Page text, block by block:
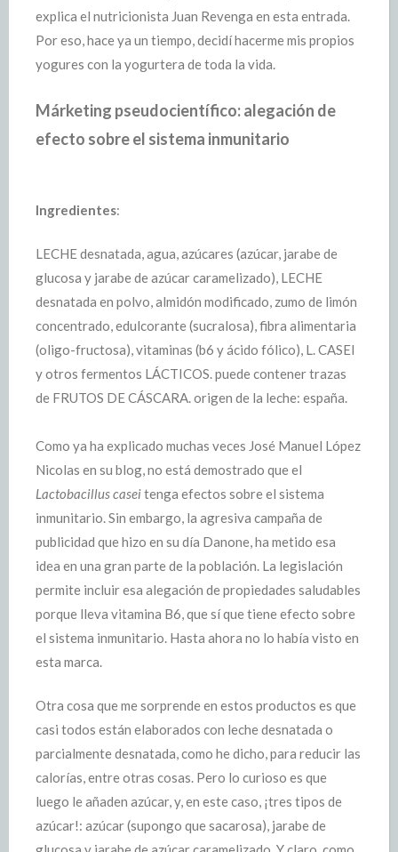
explica el nutricionista Juan Revenga en esta entrada.
Por eso, hace ya un tiempo, decidí hacerme mis propios
yogures con la yogurtera de toda la vida.
Márketing pseudocientífico: alegación de
efecto sobre el sistema inmunitario
Ingredientes:
LECHE desnatada, agua, azúcares (azúcar, jarabe de
glucosa y jarabe de azúcar caramelizado), LECHE
desnatada en polvo, almidón modificado, zumo de limón
concentrado, edulcorante (sucralosa), fibra alimentaria
(oligo-fructosa), vitaminas (b6 y ácido fólico), L. CASEI
y otros fermentos LÁCTICOS. puede contener trazas
de FRUTOS DE CÁSCARA. origen de la leche: españa.
Como ya ha explicado muchas veces José Manuel López
Nicolas en su blog, no está demostrado que el
Lactobacillus caseitenga efectos sobre el sistema
inmunitario. Sin embargo, la agresiva campaña de
publicidad que hizo en su día Danone, ha metido esa
idea en una gran parte de la población. La legislación
permite incluir esa alegación de propiedades saludables
porque lleva vitamina B6, que sí que tiene efecto sobre
el sistema inmunitario. Hasta ahora no lo había visto en
esta marca.
Otra cosa que me sorprende en estos productos es que
casi todos están elaborados con leche desnatada o
parcialmente desnatada, como he dicho, para reducir las
calorías, entre otras cosas. Pero lo curioso es que
luego le añaden azúcar, y, en este caso, ¡tres tipos de
azúcar!: azúcar (supongo que sacarosa), jarabe de